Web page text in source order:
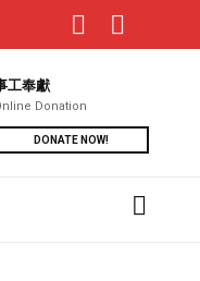
工奉獻
Donation
DONATE NOW!